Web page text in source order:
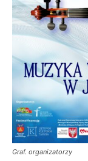
Graf. organizatorzy